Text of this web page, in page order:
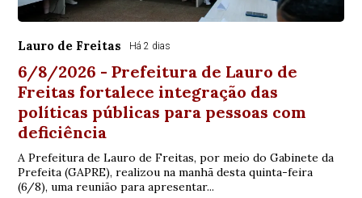
Lauro de Freitas Há 2 dias
6/8/2026 - Prefeitura de Lauro de
Freitas fortalece integração das
políticas públicas para pessoas com
deficiência
A Prefeitura de Lauro de Freitas, por meio do Gabinete da
Prefeita (GAPRE), realizou na manhã desta quinta-feira
(6/8), uma reunião para apresentar...